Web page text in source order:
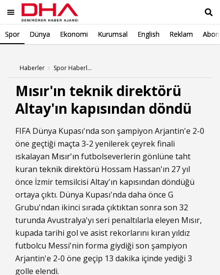
Spor Dünya Ekonomi Kurumsal English Reklam
Haberler Spor Haberleri
Mısır'ın teknik direktörü
Altay'ın kapısından döndü
FIFA Dünya Kupası'nda son şampiyon Arjantin'e 2-0
öne geçtiği maçta 3-2 yenilerek çeyrek finali
ıskalayan Mısır'ın futbolseverlerin gönlüne taht
kuran teknik direktörü Hossam Hassan'ın 27 yıl
önce İzmir temsilcisi Altay'ın kapısından döndüğü
ortaya çıktı. Dünya Kupası'nda daha önce G
Grubu'ndan ikinci sırada çıktıktan sonra son 32
turunda Avustralya'yı seri penaltılarla eleyen Mısır,
kupada tarihi gol ve asist rekorlarını kıran yıldız
futbolcu Messi'nin forma giydiği son şampiyon
Arjantin'e 2-0 öne geçip 13 dakika içinde yediği 3
golle elendi.